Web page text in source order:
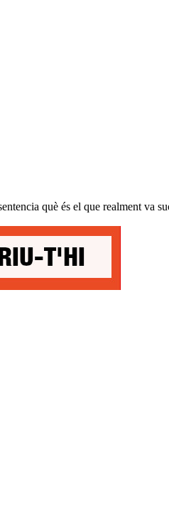
què és el que realment va